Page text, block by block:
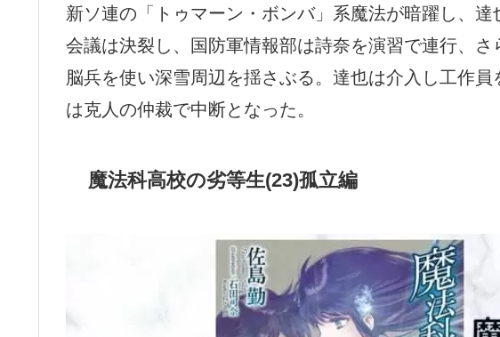
新ソ連の「トゥマーン・ボンバ」系魔法が暗躍し、
会議は決裂し、国防軍情報部は詩奈を演習で連行、
脳兵を使い深雪周辺を揺さぶる。達也は介入し工作
は克人の仲裁で中断となった。
魔法科高校の劣等生(23)孤立編